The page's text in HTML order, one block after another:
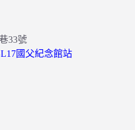
33號
國父紀念館站